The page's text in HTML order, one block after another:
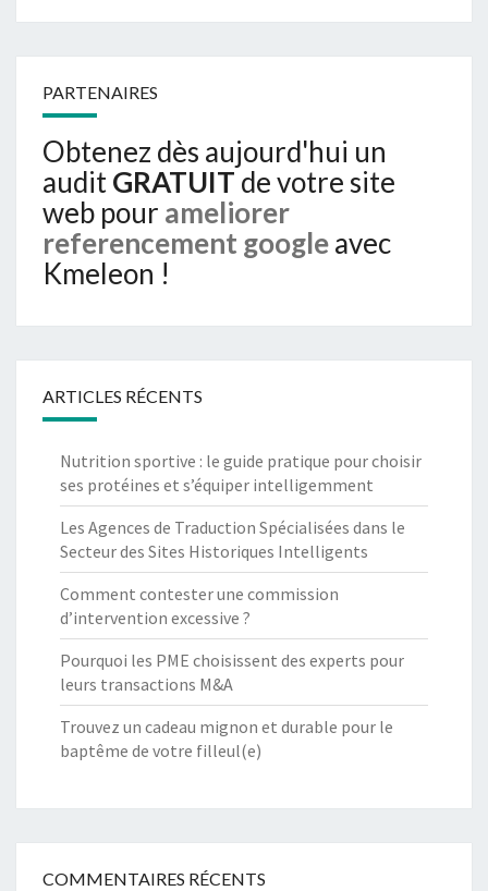
PARTENAIRES
Obtenez dès aujourd'hui un
auditGRATUIT de votre site
web pour ameliorer
referencement googleavec
Kmeleon !
ARTICLES RÉCENTS
Nutrition sportive : le guide pratique pour choisir
ses protéines et s’équiper intelligemment
Les Agences de Traduction Spécialisées dans le
Secteur des Sites Historiques Intelligents
Comment contester une commission
d’intervention excessive ?
Pourquoi les PME choisissent des experts pour
leurs transactions M&A
Trouvez un cadeau mignon et durable pour le
baptême de votre filleul(e)
COMMENTAIRES RÉCENTS